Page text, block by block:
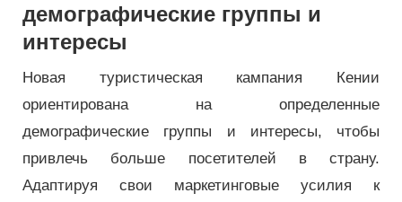
демографические группы и
интересы
Новая туристическая кампания Кении
ориентирована на определенные
демографические группы и интересы, чтобы
привлечь больше посетителей в страну.
Адаптируя свои маркетинговые усилия к